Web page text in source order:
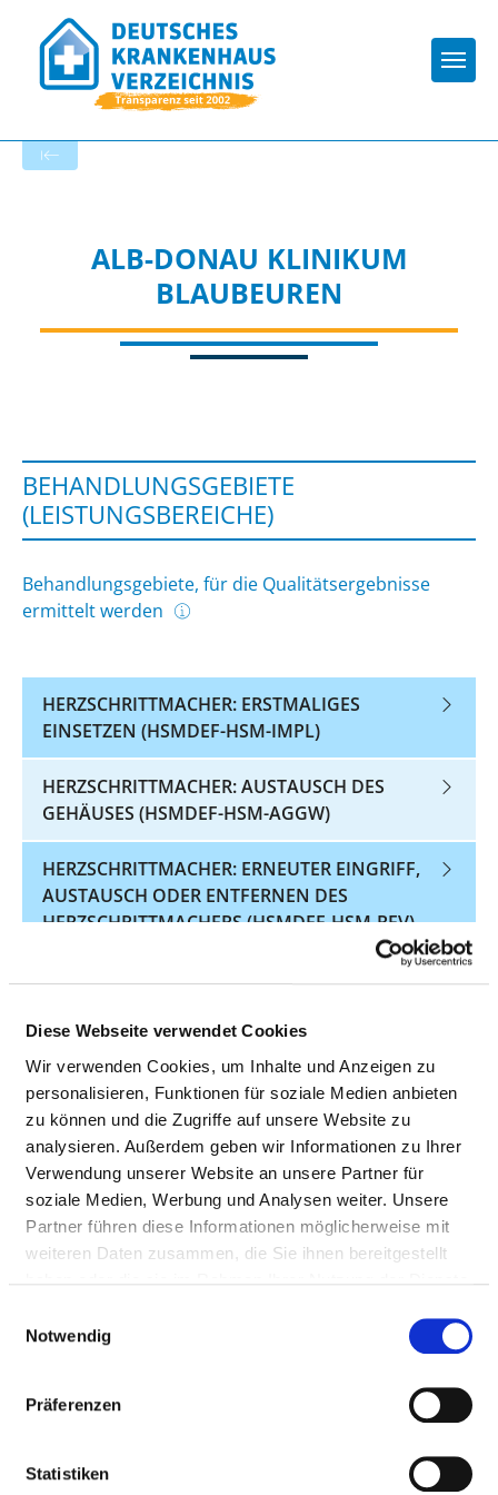
Diese Webseite verwendet Cookies
Wir verwenden Cookies, um Inhalte und Anzeigen zu
personalisieren, Funktionen für soziale Medien anbieten
zu können und die Zugriffe auf unsere Website zu
analysieren. Außerdem geben wir Informationen zu Ihrer
Verwendung unserer Website an unsere Partner für
soziale Medien, Werbung und Analysen weiter. Unsere
Partner führen diese Informationen möglicherweise mit
weiteren Daten zusammen, die Sie ihnen bereitgestellt
Notwendig
Präferenzen
Statistiken
ALB-DONAU KLINIKUM
BLAUBEUREN
BEHANDLUNGSGEBIETE
(LEISTUNGSBEREICHE)
Behandlungsgebiete, für die Qualitätsergebnisse
ermittelt werden
HERZSCHRITTMACHER: ERSTMALIGES
EINSETZEN (HSMDEF-HSM-IMPL)
HERZSCHRITTMACHER: AUSTAUSCH DES
GEHÄUSES (HSMDEF-HSM-AGGW)
HERZSCHRITTMACHER: ERNEUTER EINGRIFF,
AUSTAUSCH ODER ENTFERNEN DES
HERZSCHRITTMACHERS (HSMDEF-HSM-REV)
DEFIBRILLATOR (SCHOCKGEBER) ZUR
HERZRHYTHMUSSTÖRUNGEN: ERSTMALIGES
EINSETZEN (HSMDEF-DEFI-IMPL)
DEFIBRILLATOR (SCHOCKGEBER) ZUR
BEHANDLUNG VON
HERZRHYTHMUSSTÖRUNGEN: AUSTAUSCH DES
GEHÄUSES (HSMDEF-DEFI-AGGW)
DEFIBRILLATOR (SCHOCKGEBER) ZUR
EINGRIFF, AUSTAUSCH ODER ENTFERNEN DES
GYNÄKOLOGISCHE OPERATIONEN:
GESCHLECHTSORGANEN (OHNE OPERATIONEN